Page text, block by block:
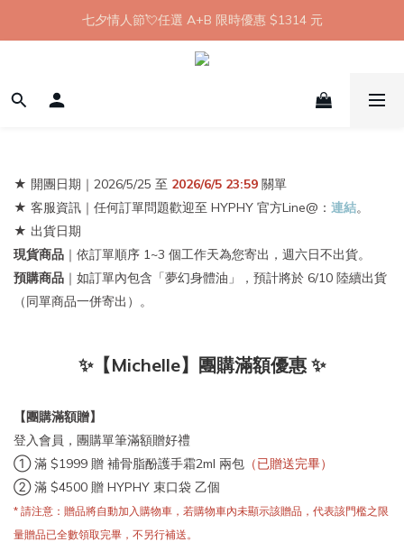
【8月限定】全館滿 1999 享 7-11 取貨不付款免運
七夕情人節💘任選 A+B 限時優惠 $1314 元
新會員首購 7-11 店到店免運 點我成為HYPHY Girl
【8月限定】全館滿 1999 享 7-11 取貨不付款免運
★ 開團日期｜2026/5/25 至 2026/6/5 23:59 關單
★ 客服資訊｜任何訂單問題歡迎至 HYPHY 官方Line@： 連結。
★ 出貨日期
現貨商品 ｜依訂單順序 1~3 個工作天為您寄出，週六日不出貨。
預購商品 ｜如訂單內包含「夢幻身體油」，預計將於 6/10 陸續出貨
（同單商品一併寄出）。
✨【Michelle】團購滿額優惠 ✨
【團購滿額贈】
登入會員，團購單筆滿額贈好禮
① 滿 $1999 贈 補骨脂酚護手霜2ml 兩包 （已贈送完畢）
② 滿 $4500 贈 HYPHY 束口袋 乙個
* 請注意：贈品將自動加入購物車，若購物車內未顯示該贈品，代表該門檻之限
量贈品已全數領取完畢，不另行補送。